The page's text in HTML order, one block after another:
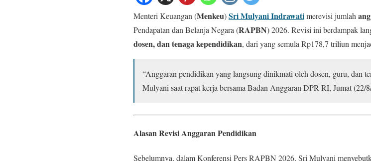
Menteri Keuangan (Menkeu)Sri Mulyani Indrawatimerevisi jumlah
Pendapatan dan Belanja Negara (RAPBN) 2026. Revisi ini berdampak
dosen, dan tenaga kependidikan, dari yang semula Rp178,7 triliun
“Anggaran pendidikan yang langsung dinikmati oleh dosen, guru, dan
Mulyani saat rapat kerja bersama Badan Anggaran DPR RI, Jumat (22/
Alasan Revisi Anggaran Pendidikan
Sebelumnya, dalam Konferensi Pers RAPBN 2026, Sri Mulyani